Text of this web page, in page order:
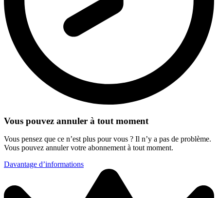
Vous pouvez annuler à tout moment
Vous pensez que ce n’est plus pour vous ? Il n’y a pas de problème.
Vous pouvez annuler votre abonnement à tout moment.
Davantage d’informations